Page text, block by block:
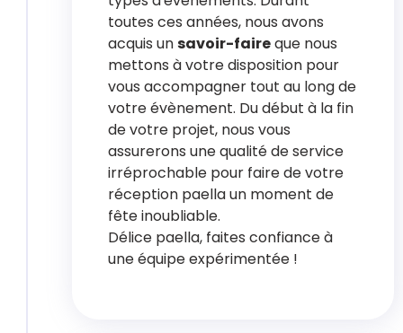
toutes ces années, nous avons
acquis unsavoir-faireque nous
mettons à votre disposition pour
vous accompagner tout au long de
votre évènement. Du début à la fin
de votre projet, nous vous
assurerons une qualité de service
irréprochable pour faire de votre
réception paella un moment de
fête inoubliable.
Délice paella, faites confiance à
une équipe expérimentée !